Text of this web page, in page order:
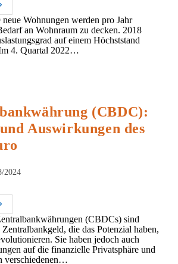
Wohnungen werden pro Jahr
an Wohnraum zu decken. 2018
auf einem Höchststand
4. Quartal 2022…
(CBDC):
Auswirkungen des
2024
(CBDCs) sind
die das Potenzial haben,
Sie haben jedoch auch
auf die finanzielle Privatsphäre und
verschiedenen…